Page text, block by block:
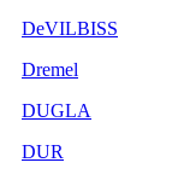
DeVILBISS
Dremel
DUGLA
DUR